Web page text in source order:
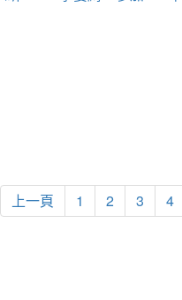
上一頁 1 2 3 4